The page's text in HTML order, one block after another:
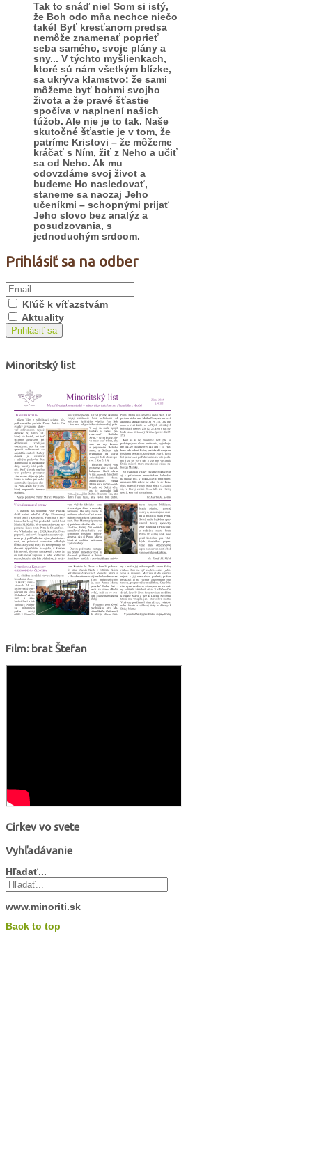
Tak to snáď nie! Som si istý,
že Boh odo mňa nechce niečo
také! Byť kresťanom predsa
nemôže znamenať poprieť
seba samého, svoje plány a
sny... V týchto myšlienkach,
ktoré sú nám všetkým blízke,
sa ukrýva klamstvo: že sami
môžeme byť bohmi svojho
života a že pravé šťastie
spočíva v naplnení našich
túžob. Ale nie je to tak. Naše
skutočné šťastie je v tom, že
patríme Kristovi – že môžeme
kráčať s Ním, žiť z Neho a učiť
sa od Neho. Ak mu
odovzdáme svoj život a
budeme Ho nasledovať,
staneme sa naozaj Jeho
učeníkmi – schopnými prijať
Jeho slovo bez analýz a
posudzovania, s
jednoduchým srdcom.
Prihlásiť sa na odber
Kľúč k víťazstvám
Aktuality
Prihlásiť sa
Minoritský list
Film: brat Štefan
Cirkev vo svete
Vyhľadávanie
Hľadať...
www.minoriti.sk
Back to top